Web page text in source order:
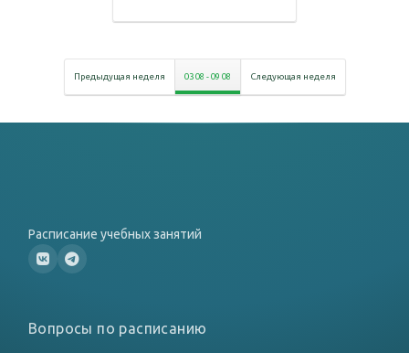
Предыдущая неделя 03 08 -09 08 Следующая неделя
Расписание учебных занятий
Вопросы по расписанию